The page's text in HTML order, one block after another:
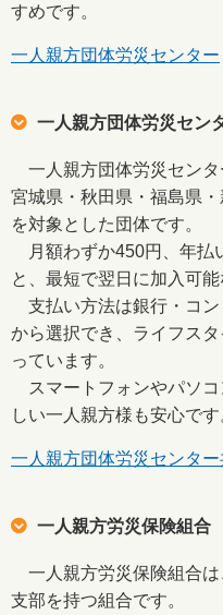
すめです。
一人親方団体労災センター
一人親方団体労災セン
一人親方団体労災センタ
宮城県・秋田県・福島県
を対象とした団体です。
月額わずか450円、年払
と、最短で翌日に加入可
支払い方法は銀行・コン
から選択でき、ライフス
っています。
スマートフォンやパソコ
しい一人親方様も安心です
一人親方団体労災センタ
一人親方労災保険組合
一人親方労災保険組合は
支部を持つ組合です。